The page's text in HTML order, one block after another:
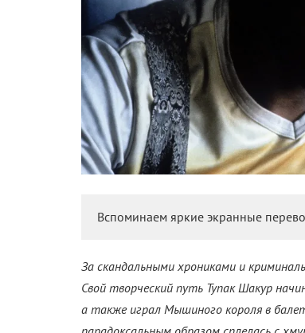
Вспоминаем яркие экранные
За скандальными хрониками и
Свой творческий путь Тупак Шакур
а также играл Мышиного короля в